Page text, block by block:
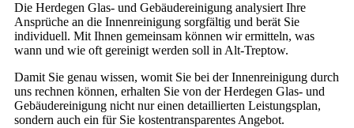
Die Herdegen Glas- und Gebäudereinigung analysiert Ihre
Ansprüche an die Innenreinigung sorgfältig und berät Sie
individuell. Mit Ihnen gemeinsam können wir ermitteln, was
wann und wie oft gereinigt werden soll in Alt-Treptow.
Damit Sie genau wissen, womit Sie bei der Innenreinigung durch
uns rechnen können, erhalten Sie von der Herdegen Glas- und
Gebäudereinigung nicht nur einen detaillierten Leistungsplan,
sondern auch ein für Sie kostentransparentes Angebot.